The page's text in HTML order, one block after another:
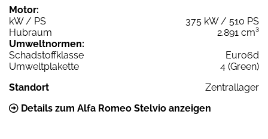
Motor:
kW / PS
375 kW / 510 PS
Hubraum
2.891 cm³
Umweltnormen:
Schadstoffklasse
Euro6d
Umweltplakette
4 (Green)
Standort
Zentrallager
Details zum Alfa Romeo Stelvio anzeigen